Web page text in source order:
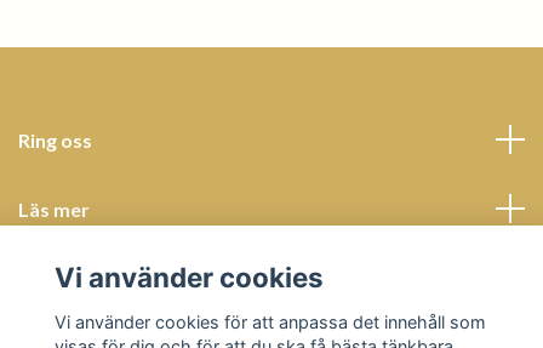
Ring oss
Läs mer
Sociala medier
Vi använder cookies
Vi använder cookies för att anpassa det innehåll som